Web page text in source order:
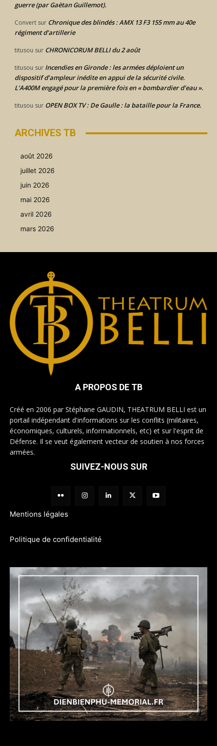
guerre (par Gaëtan Guillemot).
Convert sur Chronique des blindés : AMX 13 F3 155 mm au 40e
régiment d’artillerie
titusou sur CHRONICORUM BELLI du 2 août
titusou sur Incendies en Gironde : les armées déploient un
dispositif d’ampleur inédite en appui de la sécurité civile.
L’A400M engagé pour la première fois en « bombardier d’eau ».
titusou sur OPEN BOX TV : De Gaulle : la bataille pour la France.
ARCHIVES TB
août 2026
juillet 2026
juin 2026
mai 2026
avril 2026
mars 2026
A PROPOS DE TB
Créé en 2006 par Stéphane GAUDIN, THEATRUM BELLI est un
portail indépendant d'informations sur les conflits (militaires,
économiques, culturels, informationnels, etc) et sur l'esprit de
Défense. Il se veut également vecteur de soutien à nos forces
armées.
SUIVEZ-NOUS SUR
Mentions légales
Politique de confidentialité